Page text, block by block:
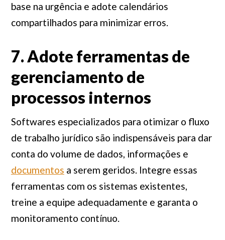
base na urgência e adote calendários
compartilhados para minimizar erros.
7. Adote ferramentas de
gerenciamento de
processos internos
Softwares especializados para otimizar o fluxo
de trabalho jurídico são indispensáveis para dar
conta do volume de dados, informações e
documentos a serem geridos. Integre essas
ferramentas com os sistemas existentes,
treine a equipe adequadamente e garanta o
monitoramento contínuo.